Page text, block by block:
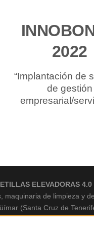
2022
“Implantación de
de gestión
empresarial/
ELEVADORAS 4.0
de limpieza y
(Santa Cruz de